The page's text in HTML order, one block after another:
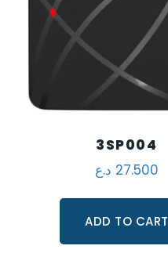
3SP004
27.500 د.ع
ADD TO CART